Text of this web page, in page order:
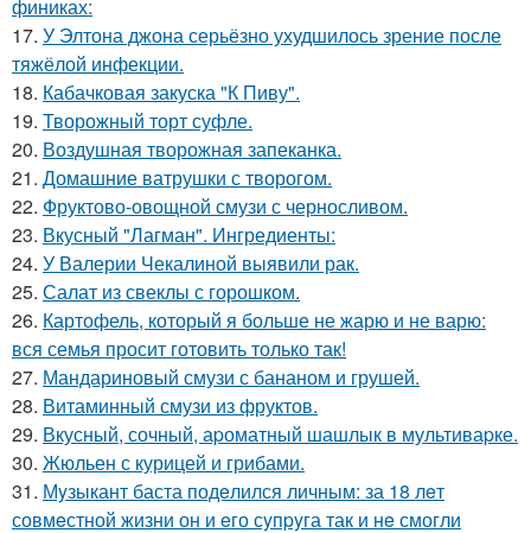
финиках:
17. У Элтона джона серьёзно ухудшилось зрение после
тяжёлой инфекции.
18. Кабачковая закуска "К Пиву".
19. Творожный торт суфле.
20. Воздушная творожная запеканка.
21. Домашние ватрушки с творогом.
22. Фруктово-овощной смузи с черносливом.
23. Вкусный "Лагман". Ингредиенты:
24. У Валерии Чекалиной выявили рак.
25. Салат из свеклы с горошком.
26. Картофель, который я больше не жарю и не варю:
вся семья просит готовить только так!
27. Мандариновый смузи с бананом и грушей.
28. Витаминный смузи из фруктов.
29. Вкусный, сочный, аpоматный шашлык в мультиваpке.
30. Жюльен с курицей и грибами.
31. Мyзыкант баста подeлился личным: за 18 лeт
совмeстной жизни он и eго сyпpyга так и нe смогли